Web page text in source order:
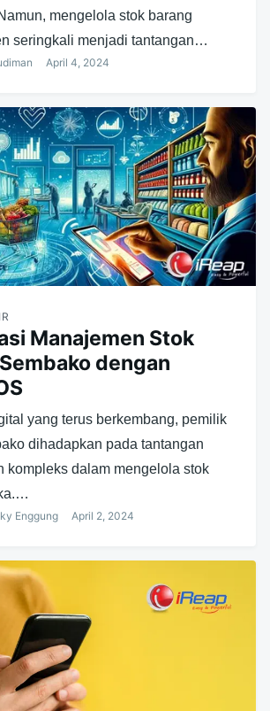
mengelola stok barang
seringkali menjadi tantangan…
April 4, 2024
Manajemen Stok
dengan
yang terus berkembang, pemilik
dihadapkan pada tantangan
kompleks dalam mengelola stok
Enggung April 2, 2024